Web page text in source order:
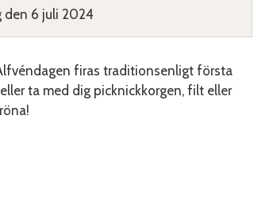
den 6 juli 2024
firas traditionsenligt första
ta med dig picknickkorgen, filt eller